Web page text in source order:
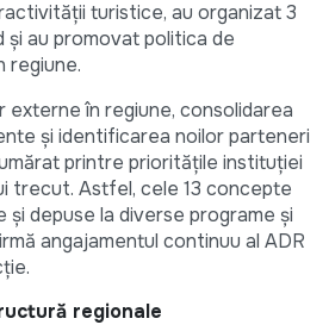
turistice, au organizat 3
și au promovat politica de
regiune.
în regiune, consolidarea
și identificarea noilor parteneri
printre prioritățile instituției
trecut. Astfel, cele 13 concepte
depuse la diverse programe și
angajamentul continuu al ADR
regionale